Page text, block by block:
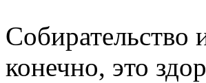
конечно, это